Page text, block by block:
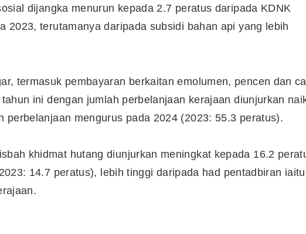
dijangka menurun kepada 2.7 peratus daripada KDNK
2023, terutamanya daripada subsidi bahan api yang lebih
termasuk pembayaran berkaitan emolumen, pencen dan
ini dengan jumlah perbelanjaan kerajaan diunjurkan
perbelanjaan mengurus pada 2024 (2023: 55.3 peratus).
khidmat hutang diunjurkan meningkat kepada 16.2
14.7 peratus), lebih tinggi daripada had pentadbiran iaitu